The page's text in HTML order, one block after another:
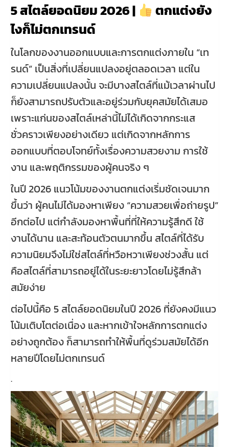
5 สไตล์ยอดนิยม 2026 |
ตกแต่งยัง
ไงก็ไม่ตกเทรนด์
ในโลกของงานออกแบบและการตกแต่งภายใน “เท
รนด์” เป็นสิ่งที่เปลี่ยนแปลงอยู่ตลอดเวลา แต่ใน
ความเปลี่ยนแปลงนั้น จะมีบางสไตล์ที่แม้เวลาผ่านไป
ก็ยังสามารถปรับตัวและอยู่ร่วมกับยุคสมัยได้เสมอ
เพราะแก่นของสไตล์เหล่านี้ไม่ได้เกิดจากกระแส
ชั่วคราวเพียงอย่างเดียว แต่เกิดจากหลักการ
ออกแบบที่ตอบโจทย์ทั้งเรื่องความสวยงาม การใช้
งาน และพฤติกรรมของผู้คนจริง ๆ
ในปี 2026 แนวโน้มของงานตกแต่งเริ่มชัดเจนมาก
ขึ้นว่า ผู้คนไม่ได้มองหาเพียง “ความสวยเพื่อถ่ายรูป”
อีกต่อไป แต่กำลังมองหาพื้นที่ที่ให้ความรู้สึกดี ใช้
งานได้นาน และสะท้อนตัวตนมากขึ้น สไตล์ที่ได้รับ
ความนิยมจึงไม่ใช่สไตล์ที่หวือหวาเพียงช่วงสั้น แต่
คือสไตล์ที่สามารถอยู่ได้ในระยะยาวโดยไม่รู้สึกล้า
สมัยง่าย
ต่อไปนี้คือ 5 สไตล์ยอดนิยมในปี 2026 ที่ยังคงมีแนว
โน้มเติบโตต่อเนื่อง และหากเข้าใจหลักการตกแต่ง
อย่างถูกต้อง ก็สามารถทำให้พื้นที่ดูร่วมสมัยได้อีก
หลายปีโดยไม่ตกเทรนด์
.